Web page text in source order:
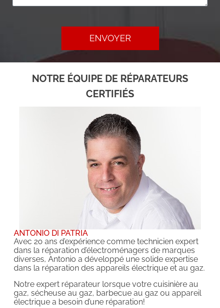
ENVOYER
NOTRE ÉQUIPE DE RÉPARATEURS
CERTIFIÉS
ANTONIO DI PATRIA
Avec 20 ans d’expérience comme technicien expert
dans la réparation d’électroménagers de marques
diverses, Antonio a développé une solide expertise
dans la réparation des appareils électrique et au gaz.
Notre expert réparateur lorsque votre cuisinière au
gaz, sécheuse au gaz, barbecue au gaz ou appareil
électrique a besoin d’une réparation!